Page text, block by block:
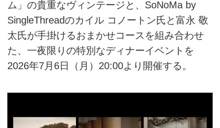
ム」の貴重なヴィンテージと、SoNoMa by
SingleThreadのカイル コノートン氏と富永 敬
太氏が手掛けるおまかせコースを組み合わせ
た、一夜限りの特別なディナーイベントを
2026年7月6日（月）20:00より開催する。